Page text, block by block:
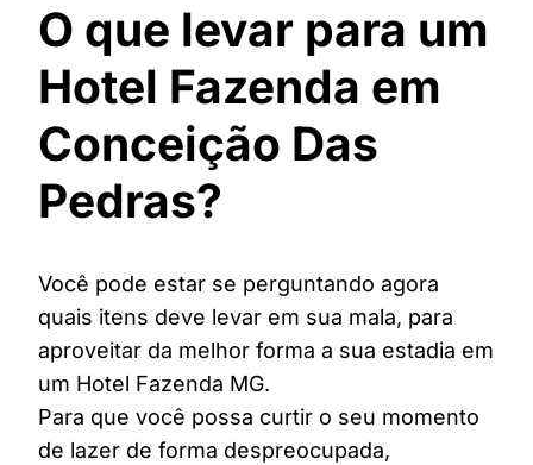
O que levar para um
Hotel Fazenda em
Conceição Das
Pedras?
Você pode estar se perguntando agora
quais itens deve levar em sua mala, para
aproveitar da melhor forma a sua estadia em
um Hotel Fazenda MG.
Para que você possa curtir o seu momento
de lazer de forma despreocupada,